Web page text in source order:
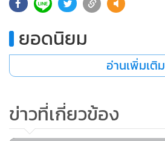
ตกใจกับการเพิ่มขึ้น แต่ไม่ได้หมายความ
ประเทศไทยทุกวันเฉพาะที่สนามบินก็ห
คนจะสามารถผ่านการตรวจเรื่องของ
ที่ติดเชื้ออาจจะยังไม่มีอาการ หรือถ้าส
วิธีการในเชิงรุกรีบเข้าไปดูว่าใครติดเชื้อ
รักษา เป็นแนวทางที่คิดว่าจะทำให้เรา
ยอดนิยม
อ่านเพิ่มเติม
ข่าวที่เกี่ยวข้อง